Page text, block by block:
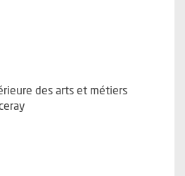
des arts et métiers